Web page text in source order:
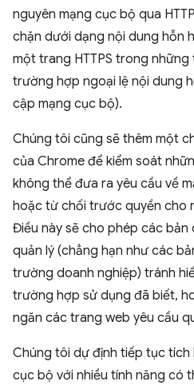
nguyên mạng cục bộ qua
chặn dưới dạng nội dung hỗn
một trang HTTPS trong
trường hợp ngoại lệ nội dung
cập mạng cục bộ).
Chúng tôi cũng sẽ thêm một
của Chrome để kiểm soát
không thể đưa ra yêu cầu về
hoặc từ chối trước quyền cho
Điều này sẽ cho phép các
quản lý (chẳng hạn như các
trường doanh nghiệp) tránh
trường hợp sử dụng đã biết,
ngăn các trang web yêu cầu
Chúng tôi dự định tiếp tục
cục bộ với nhiều tính năng có